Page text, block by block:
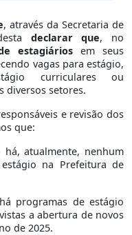
, através da Secretaria de
declarar que, no
estagiários em seus
vagas para estágio,
curriculares ou
diversos setores.
e revisão dos
que:
há, atualmente, nenhum
na Prefeitura de
programas de estágio
a abertura de novos
de 2025.